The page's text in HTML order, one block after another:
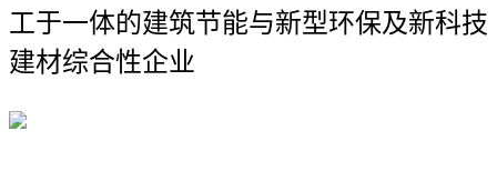
工于一体的建筑节能与新型环保及新科技
建材综合性企业